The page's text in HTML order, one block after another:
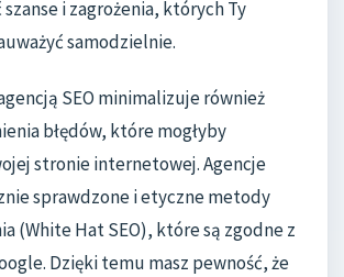
i zagrożenia, których Ty
samodzielnie.
SEO minimalizuje również
błędów, które mogłyby
stronie internetowej. Agencje
sprawdzone i etyczne metody
(White Hat SEO), które są zgodne z
Dzięki temu masz pewność, że